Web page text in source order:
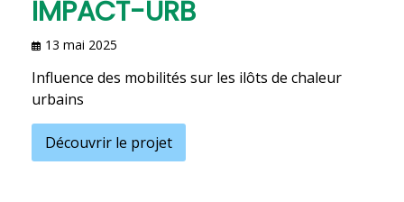
IMPACT-URB
13 mai 2025
Influence des mobilités sur les ilôts de chaleur
urbains
Découvrir le projet